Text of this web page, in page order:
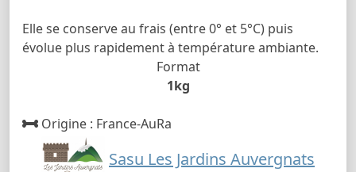
Elle se conserve au frais (entre 0° et 5°C) puis
évolue plus rapidement à température ambiante.
Format
1kg
Origine : France-AuRa
Sasu Les Jardins Auvergnats